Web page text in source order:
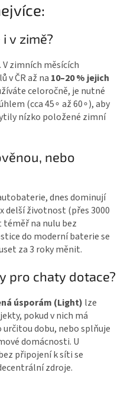
v zimě?
zimních měsících
v ČR až na 10–20 % jejich
celoročně, je nutné
(cca45∘ až60∘), aby
nízko položené zimní
nebo
dnes dominují
delší životnost (přes 3000
téměř na nulu bez
do moderní baterie se
za 3 roky měnit.
pro chaty dotace?
úsporám (Light) lze
pokud v nich má
dobu, nebo splňuje
domácnosti. U
připojení k síti se
zdroje.